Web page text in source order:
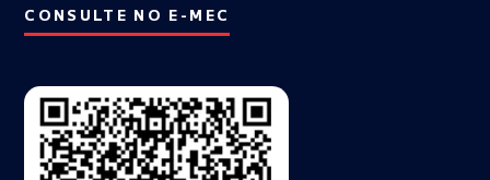
CONSULTE NO E-MEC